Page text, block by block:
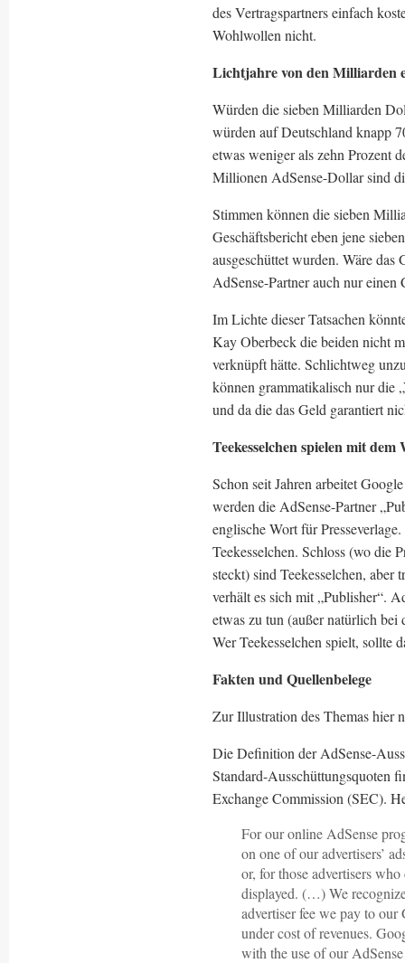
des Vertragspartners einfach
Wohlwollen nicht.
Lichtjahre von den Milliarden
Würden die sieben Milliarden
würden auf Deutschland knapp
etwas weniger als zehn Prozent
Millionen AdSense-Dollar sind
Stimmen können die sieben
Geschäftsbericht eben jene
ausgeschüttet wurden. Wäre das
AdSense-Partner auch nur
Im Lichte dieser Tatsachen
Kay Oberbeck die beiden nicht
verknüpft hätte. Schlichtweg
können grammatikalisch nur die
und da die das Geld garantiert
Teekesselchen spielen mit
Schon seit Jahren arbeitet
werden die AdSense-Partner
englische Wort für
Teekesselchen. Schloss (wo die
steckt) sind Teekesselchen, aber
verhält es sich mit „Publisher“.
etwas zu tun (außer natürlich
Wer Teekesselchen spielt, sollte
Fakten und Quellenbelege
Zur Illustration des Themas hier
Die Definition der AdSense-
Standard-Ausschüttungsquoten
Exchange Commission (SEC).
For our online AdSense
on one of our advertisers’
or, for those advertisers
displayed. (…) We
advertiser fee we pay to
under cost of revenues.
with the use of our